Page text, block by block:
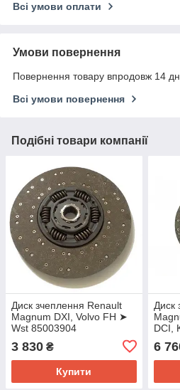
Всі умови оплати
Умови повернення
Повернення товару впродовж 14
Всі умови повернення
Подібні товари компанії
Диск зчеплення Renault
Magnum DXI, Volvo FH ➤
Wst 85003904
3 830 ₴
Купити
Диск
DCI,
(420/
6